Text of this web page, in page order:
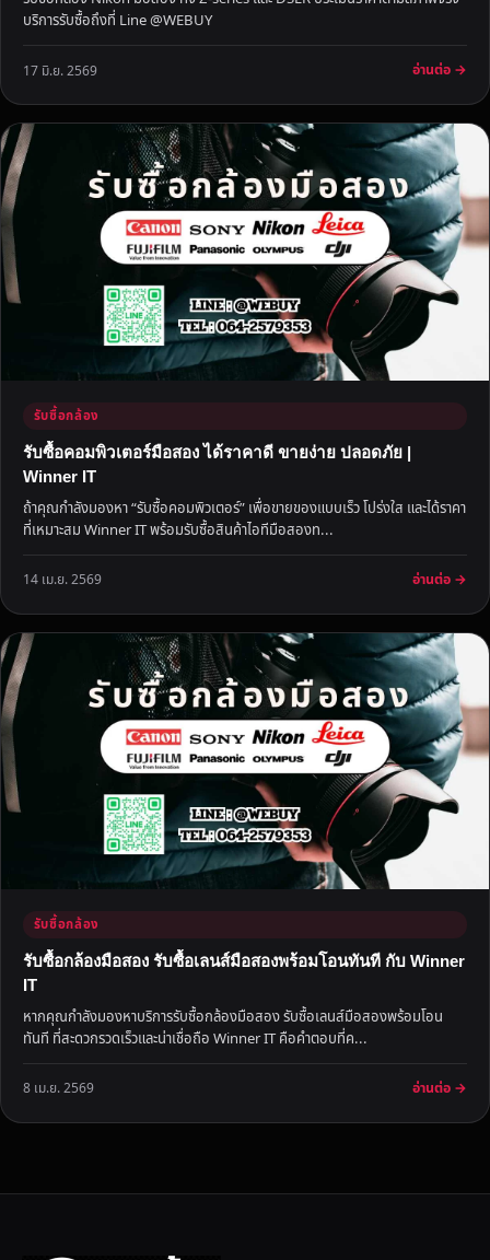
บริการรับซื้อถึงที่ Line @WEBUY
17 มิ.ย. 2569 อ่านต่อ →
รับซื้อกล้อง
รับซื้อคอมพิวเตอร์มือสอง ได้ราคาดี ขายง่าย ปลอดภัย |
Winner IT
ถ้าคุณกำลังมองหา “รับซื้อคอมพิวเตอร์” เพื่อขายของแบบเร็ว โปร่งใส และได้ราคา
ที่เหมาะสม Winner IT พร้อมรับซื้อสินค้าไอทีมือสองท...
14 เม.ย. 2569 อ่านต่อ →
รับซื้อกล้อง
รับซื้อกล้องมือสอง รับซื้อเลนส์มือสองพร้อมโอนทันที กับ Winner
IT
หากคุณกำลังมองหาบริการรับซื้อกล้องมือสอง รับซื้อเลนส์มือสองพร้อมโอน
ทันที ที่สะดวกรวดเร็วและน่าเชื่อถือ Winner IT คือคำตอบที่ค...
8 เม.ย. 2569 อ่านต่อ →